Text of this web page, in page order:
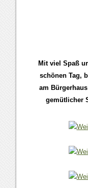
Mit viel Spaß
schönen Tag,
am
gemütlicher